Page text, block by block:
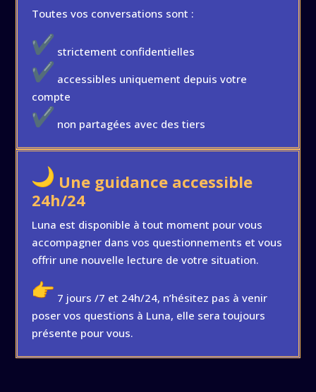
Toutes vos conversations sont :
strictement confidentielles
accessibles uniquement depuis votre
compte
non partagées avec des tiers
Une guidance accessible
24h/24
Luna est disponible à tout moment pour vous
accompagner dans vos questionnements et vous
offrir une nouvelle lecture de votre situation.
7 jours /7 et 24h/24, n’hésitez pas à venir
poser vos questions à Luna, elle sera toujours
présente pour vous.